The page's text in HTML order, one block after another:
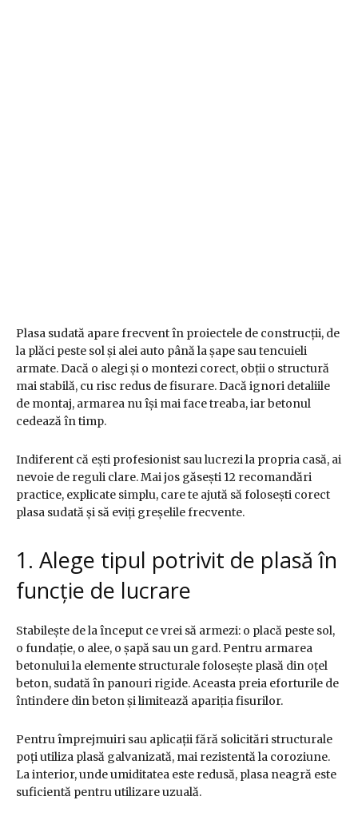
Plasa sudată apare frecvent în proiectele de construcții, de
la plăci peste sol și alei auto până la șape sau tencuieli
armate. Dacă o alegi și o montezi corect, obții o structură
mai stabilă, cu risc redus de fisurare. Dacă ignori detaliile
de montaj, armarea nu își mai face treaba, iar betonul
cedează în timp.
Indiferent că ești profesionist sau lucrezi la propria casă, ai
nevoie de reguli clare. Mai jos găsești 12 recomandări
practice, explicate simplu, care te ajută să folosești corect
plasa sudată și să eviți greșelile frecvente.
1. Alege tipul potrivit de plasă în
funcție de lucrare
Stabilește de la început ce vrei să armezi: o placă peste sol,
o fundație, o alee, o șapă sau un gard. Pentru armarea
betonului la elemente structurale folosește plasă din oțel
beton, sudată în panouri rigide. Aceasta preia eforturile de
întindere din beton și limitează apariția fisurilor.
Pentru împrejmuiri sau aplicații fără solicitări structurale
poți utiliza plasă galvanizată, mai rezistentă la coroziune.
La interior, unde umiditatea este redusă, plasa neagră este
suficientă pentru utilizare uzuală.